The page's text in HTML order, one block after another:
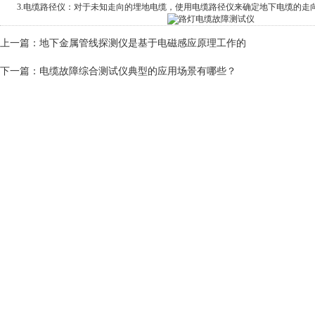
3.电缆路径仪：对于未知走向的埋地电缆，使用电缆路径仪来确定地下电缆的走
上一篇： 地下金属管线探测仪是基于电磁感应原理工作的
下一篇： 电缆故障综合测试仪典型的应用场景有哪些？